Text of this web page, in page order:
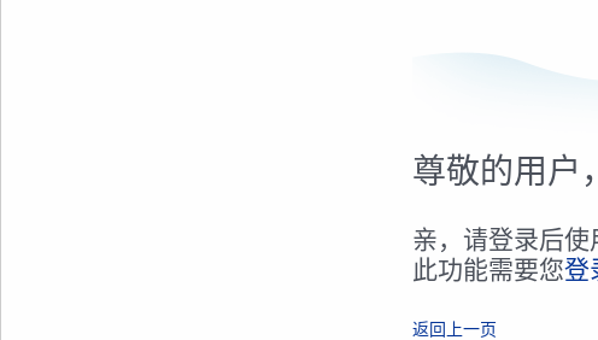
尊敬的用户
亲，请登录后使
此功能需要您登
返回上一页